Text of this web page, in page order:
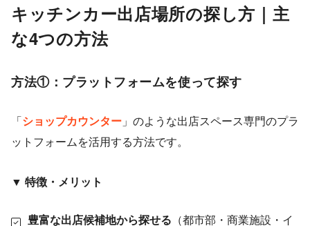
キッチンカー出店場所の探し方｜主
な4つの方法
方法①：プラットフォームを使って探す
「ショップカウンター 」のような出店スペース専門のプラ
ットフォームを活用する方法です。
▼ 特徴・メリット
豊富な出店候補地から探せる （都市部・商業施設・イ